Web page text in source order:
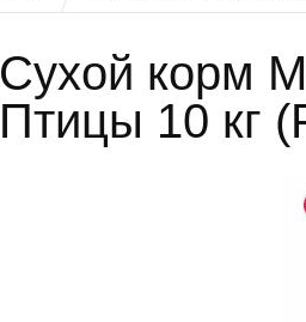
Сухой корм
Птицы 10 кг